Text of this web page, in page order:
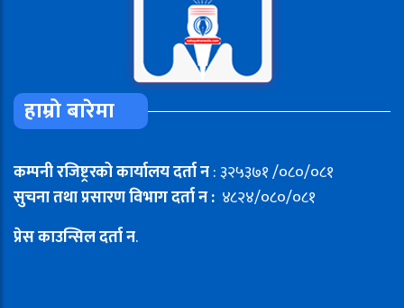
हाम्रो बारेमा
कम्पनी रजिष्ट्ररको कार्यालय दर्ता न: ३२५३७१ /०८०/०८१
सुचना तथा प्रसारण विभाग दर्ता न : ४८२४/०८०/०८१
प्रेस काउन्सिल दर्ता न.